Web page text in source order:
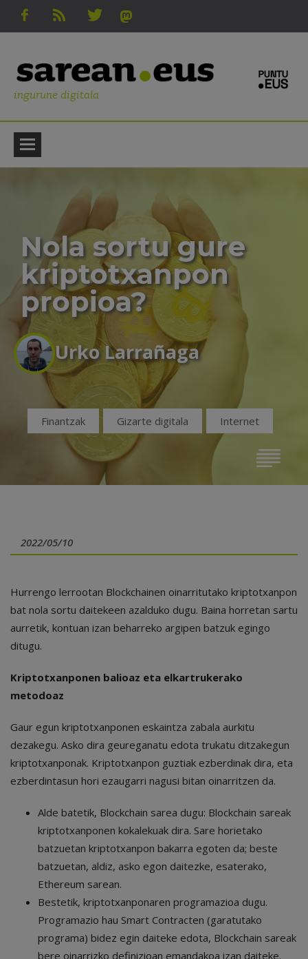
ingurune digitala
Nola sortu gure
kriptotxanpon
propioa?
Urko Larrañaga
Finantzak Gizarte digitala Internet
2022/05/10
Hurrengo lerrootan Blockchainen oinarritutako kriptotxanpon
bat nola sortu daitekeen azalduko dugu. Baina horretan sartu
aurretik, kontuan izan beharreko argipen batzuk egingo
ditugu.
Kriptotxanponen balioaz eta elkartrukerako
metodoaz
Gaur egun kriptotxanponen eskaintza zabala aurkitu
dezakegu. Asko dira geureganatu edota trukatu ditzakegun
kriptotxanponak. Kriptotxanpon guztiak ezberdinak dira, eta
ezberdintasun hori ezaugarri nagusi bitan oinarritzen da.
Alde batetik, Blockchain sarea dugu: Blockchain sareak
kriptotxanponen kokalekuak dira. Sare horietako
batzuetan kriptotxanpon bakarra egoten da; beste
batzuetan, aldiz, asko egon daitezke, esaterako,
Ethereum sarean.
Bestetik, kriptotxanponaren programazioa dugu.
Programazio hau Smart Contracten (garatutako
programa) bidez egin daiteke edota, Blockchain sareak
bere oinarrizko definizioan emandakoa izan daiteke.